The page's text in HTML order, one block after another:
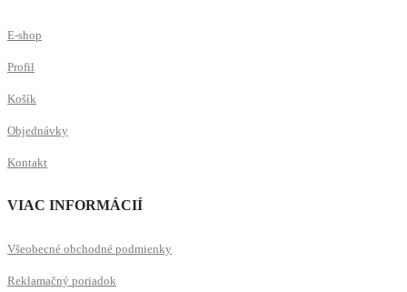
E-shop
Profil
Košík
Objednávky
Kontakt
VIAC INFORMÁCIÍ
Všeobecné obchodné podmienky
Reklamačný poriadok